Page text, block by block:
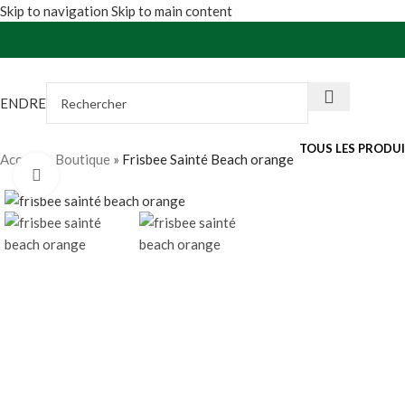
Skip to navigation Skip to main content
TOUS LES
Accueil Boutique » Frisbee Sainté Beach orange